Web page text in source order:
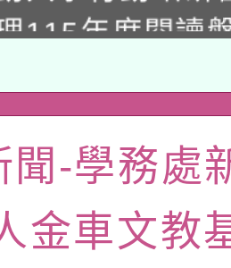
115年度閱讀
養講師名單
容與教學軟體
陸應申請許可
部水利署委託
聞-學務處
金車文教